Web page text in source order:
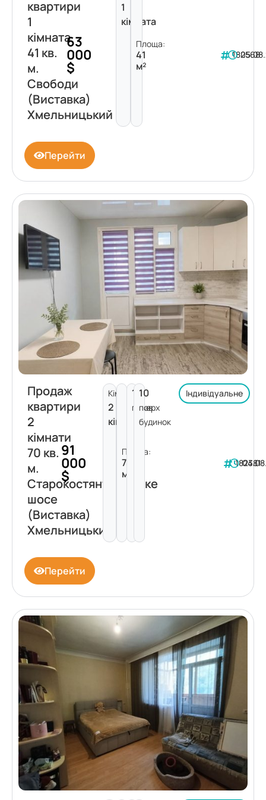
квартири
1
кімната
41 кв.
м.
Свободи
(Виставка)
Хмельницький
63
000
$
1
кімната
Площа:
41
м²
182568
Перейти
Продаж
квартири
2
кімнати
70 кв.
м.
Старокостянтинівське
шосе
(Виставка)
Хмельницький
91
000
$
Кімнат:
2
кімнати
Площа:
70
м²
1
поверх
10
пов.
будинок
Індивідуальне
182381
Перейти